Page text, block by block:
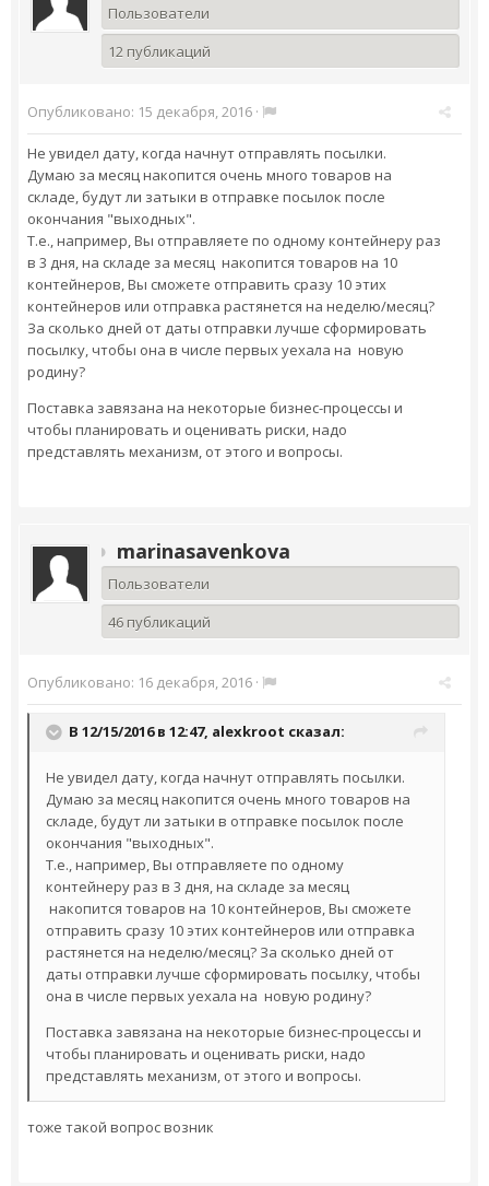
Пользователи
12 публикаций
Опубликовано: 15 декабря, 2016 ·
Не увидел дату, когда начнут отправлять посылки.
Думаю за месяц накопится очень много товаров на
складе, будут ли затыки в отправке посылок после
окончания "выходных".
Т.е., например, Вы отправляете по одному контейнеру раз
в 3 дня, на складе за месяц накопится товаров на 10
контейнеров, Вы сможете отправить сразу 10 этих
контейнеров или отправка растянется на неделю/месяц?
За сколько дней от даты отправки лучше сформировать
посылку, чтобы она в числе первых уехала на новую
родину?
Поставка завязана на некоторые бизнес-процессы и
чтобы планировать и оценивать риски, надо
представлять механизм, от этого и вопросы.
marinasavenkova
Пользователи
46 публикаций
Опубликовано: 16 декабря, 2016 ·
В 12/15/2016 в 12:47, alexkroot сказал:
Не увидел дату, когда начнут отправлять посылки.
Думаю за месяц накопится очень много товаров на
складе, будут ли затыки в отправке посылок после
окончания "выходных".
Т.е., например, Вы отправляете по одному
контейнеру раз в 3 дня, на складе за месяц
накопится товаров на 10 контейнеров, Вы сможете
отправить сразу 10 этих контейнеров или отправка
растянется на неделю/месяц? За сколько дней от
даты отправки лучше сформировать посылку, чтобы
она в числе первых уехала на новую родину?
Поставка завязана на некоторые бизнес-процессы и
чтобы планировать и оценивать риски, надо
представлять механизм, от этого и вопросы.
тоже такой вопрос возник